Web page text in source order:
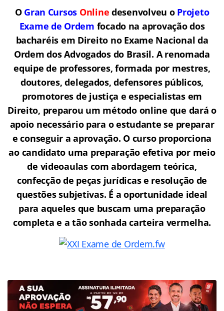
O Gran Cursos Online desenvolveu o Projeto
Exame de Ordem focado na aprovação dos
bacharéis em Direito no Exame Nacional da
Ordem dos Advogados do Brasil. A renomada
equipe de professores, formada por mestres,
doutores, delegados, defensores públicos,
promotores de justiça e especialistas em
Direito, preparou um método online que dará o
apoio necessário para o estudante se preparar
e conseguir a aprovação. O curso proporciona
ao candidato uma preparação efetiva por meio
de videoaulas com abordagem teórica,
confecção de peças jurídicas e resolução de
questões subjetivas. É a oportunidade ideal
para aqueles que buscam uma preparação
completa e a tão sonhada carteira vermelha.